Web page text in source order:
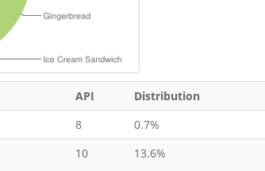
API
Distribution
8
0.7%
10 13.6%